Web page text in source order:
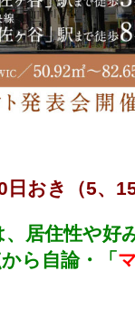
おき（5、
居住性や好
ら自論・「